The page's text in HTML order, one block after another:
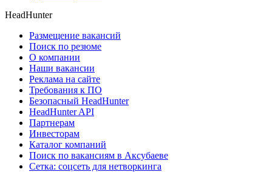
HeadHunter
Размещение вакансий
Поиск по резюме
О компании
Наши вакансии
Реклама на сайте
Требования к ПО
Безопасный HeadHunter
HeadHunter API
Партнерам
Инвесторам
Каталог компаний
Поиск по вакансиям в Аксубаеве
Сетка: соцсеть для нетворкинга